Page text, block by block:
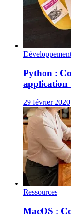
Python :
application
29 février 2020
Ressources
MacOS :